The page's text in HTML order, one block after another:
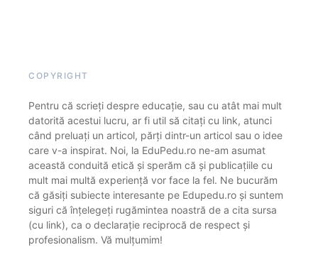
COPYRIGHT
Pentru că scrieți despre educație, sau cu atât mai mult
datorită acestui lucru, ar fi util să citați cu link, atunci
când preluați un articol, părți dintr-un articol sau o idee
care v-a inspirat. Noi, la EduPedu.ro ne-am asumat
această conduită etică și sperăm că și publicațiile cu
mult mai multă experiență vor face la fel. Ne bucurăm
că găsiți subiecte interesante pe Edupedu.ro și suntem
siguri că înțelegeți rugămintea noastră de a cita sursa
(cu link), ca o declarație reciprocă de respect și
profesionalism. Vă mulțumim!